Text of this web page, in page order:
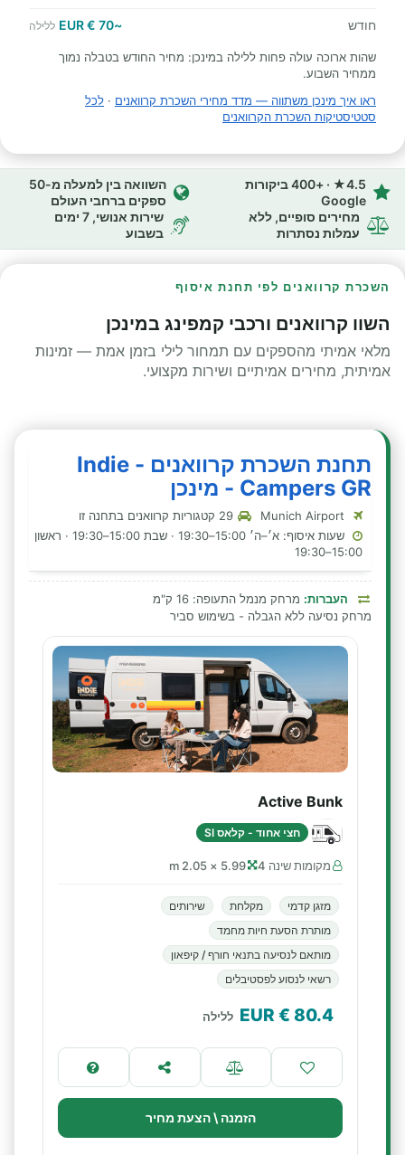
חודש ~70 € EUR ללילה
שהות ארוכה עולה פחות ללילה במינכן: מחיר החודש בטבלה נמוך
ממחיר השבוע.
ראו איך מינכן משתווה — מדד מחירי השכרת קרוואנים · לכל
סטטיסטיקות השכרת הקרוואנים
4.5★ · +400 ביקורות
Google
השוואה בין למעלה מ-50
ספקים ברחבי העולם
מחירים סופיים, ללא
עמלות נסתרות
שירות אנושי, 7 ימים
בשבוע
השכרת קרוואנים לפי תחנת איסוף
השוו קרוואנים ורכבי קמפינג במינכן
מלאי אמיתי מהספקים עם תמחור לילי בזמן אמת — זמינות
אמיתית, מחירים אמיתיים ושירות מקצועי.
תחנת השכרת קרוואנים - Indie
Campers GR - מינכן
שעות איסוף: א׳–ה׳ 15:00–19:30 · שבת 15:00–19:30 · ראשון
15:00–19:30
העברות: מרחק מנמל התעופה: 16 ק"מ
מרחק נסיעה ללא הגבלה - בשימוש סביר
Active Bunk
חצי אחוד - קלאס SI
מקומות שינה 4 5.99 × 2.05 m
מזגן קדמי מקלחת
שירותים
מותרת הסעת חיות מחמד
מותאם לנסיעה בתנאי חורף / קיפאון
רשאי לנסוע לפסטיבלים
80.4
€ EUR ללילה
הזמנה \ הצעת מחיר